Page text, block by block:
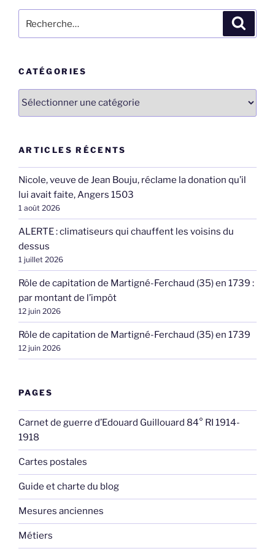
pour
CATÉGORIES
Catégories
ARTICLES RÉCENTS
Nicole, veuve de Jean Bouju, réclame la donation qu’il
lui avait faite, Angers 1503
1 août 2026
ALERTE : climatiseurs qui chauffent les voisins du
dessus
1 juillet 2026
Rôle de capitation de Martigné-Ferchaud (35) en 1739 :
par montant de l’impôt
12 juin 2026
Rôle de capitation de Martigné-Ferchaud (35) en 1739
12 juin 2026
PAGES
Carnet de guerre d’Edouard Guillouard 84° RI 1914-
1918
Cartes postales
Guide et charte du blog
Mesures anciennes
Métiers